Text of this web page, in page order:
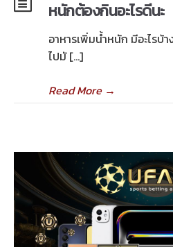
หนักต้องกินอะไรดีนะ
อาหารเพิ่มน้ำหนัก มีอะไร
ไปมั […]
Read More→